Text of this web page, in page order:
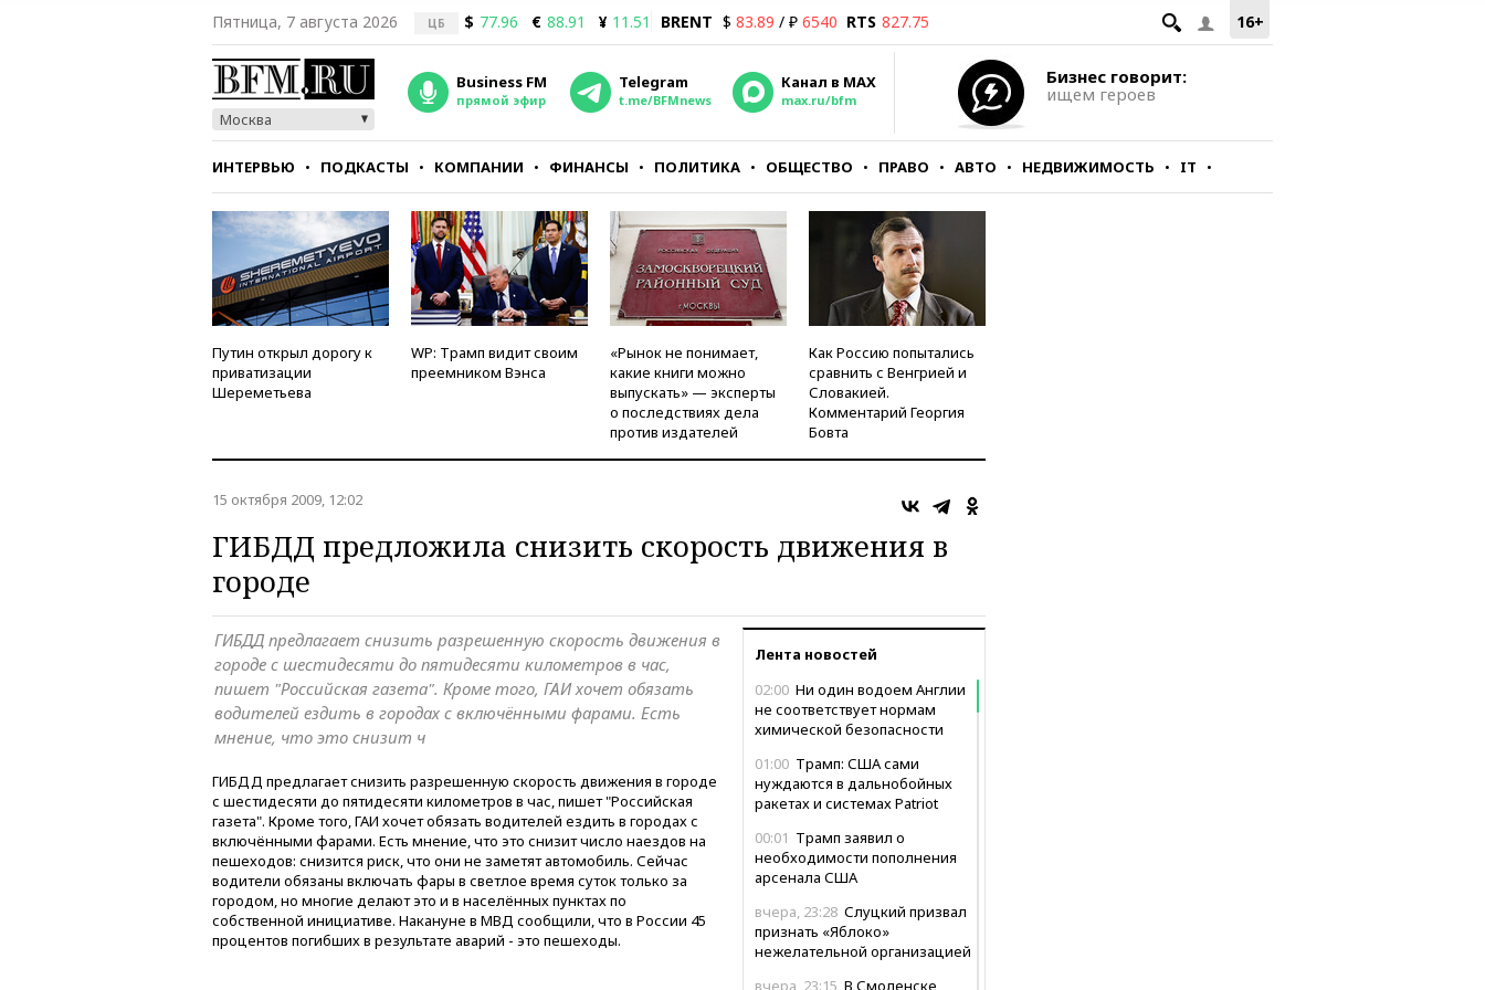
16+
Пятница, 7 августа 2026 ЦБ $ 77.96 € 88.91 ¥ 11.51 BRENT $ 83.89 / ₽ 6540 RTS 827.75
Москва
Business FM
прямой эфир
Telegram
t.me/BFMnews
Канал в MAX
max.ru/bfm
Бизнес говорит:
ищем героев
ИНТЕРВЬЮ ПОДКАСТЫ КОМПАНИИ ФИНАНСЫ ПОЛИТИКА ОБЩЕСТВО ПРАВО АВТО НЕДВИЖИМОСТЬ IT
СТИЛЬ ТЕСТЫ
Путин открыл дорогу к
приватизации
Шереметьева
WP: Трамп видит своим
преемником Вэнса
«Рынок не понимает,
какие книги можно
выпускать» — эксперты
о последствиях дела
против издателей
Как Россию попытались
сравнить с Венгрией и
Словакией.
Комментарий Георгия
Бовта
15 октября 2009, 12:02
ГИБДД предложила снизить скорость движения в
городе
Лента новостей
02:00 Ни один водоем Англии
не соответствует нормам
химической безопасности
01:00 Трамп: США сами
нуждаются в дальнобойных
ракетах и системах Patriot
00:01 Трамп заявил о
необходимости пополнения
арсенала США
вчера, 23:28 Слуцкий призвал
признать «Яблоко»
нежелательной организацией
вчера, 23:15 В Смоленске
ГИБДД предлагает снизить разрешенную скорость движения в
городе с шестидесяти до пятидесяти километров в час,
пишет "Российская газета". Кроме того, ГАИ хочет обязать
водителей ездить в городах с включёнными фарами. Есть
мнение, что это снизит ч
ГИБДД предлагает снизить разрешенную скорость движения в городе
с шестидесяти до пятидесяти километров в час, пишет "Российская
газета". Кроме того, ГАИ хочет обязать водителей ездить в городах с
включёнными фарами. Есть мнение, что это снизит число наездов на
пешеходов: снизится риск, что они не заметят автомобиль. Сейчас
водители обязаны включать фары в светлое время суток только за
городом, но многие делают это и в населённых пунктах по
собственной инициативе. Накануне в МВД сообщили, что в России 45
процентов погибших в результате аварий - это пешеходы.